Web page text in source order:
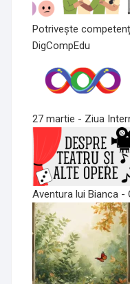
Potrivește
DigCompEdu
27 martie - Ziua
Aventura lui Bianca -